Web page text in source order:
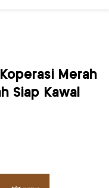
Merah
Siap Kawal